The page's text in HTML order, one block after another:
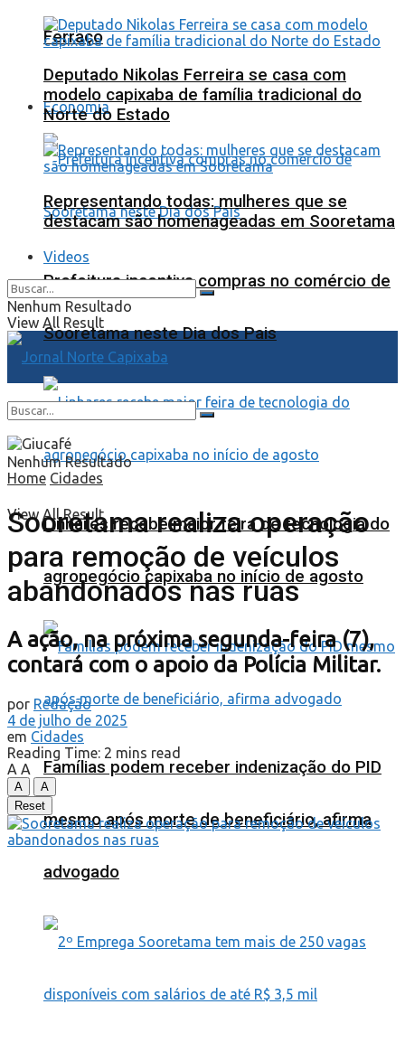
Ferraço
Economia
Prefeitura incentiva compras no comércio de
Sooretama neste Dia dos Pais
Linhares recebe maior feira de tecnologia do
agronegócio capixaba no início de agosto
Famílias podem receber indenização do PID
mesmo após morte de beneficiário, afirma
advogado
Deputado Nikolas Ferreira se casa com
modelo capixaba de família tradicional do
Norte do Estado
Representando todas: mulheres que se
destacam são homenageadas em Sooretama
Videos
Nenhum Resultado
View All Result
Nenhum Resultado
View All Result
Home Cidades
Sooretama realiza operação
para remoção de veículos
abandonados nas ruas
A ação, na próxima segunda-feira (7),
contará com o apoio da Polícia Militar.
por Redação
4 de julho de 2025
em Cidades
Reading Time: 2 mins read
A A
A
A
Reset